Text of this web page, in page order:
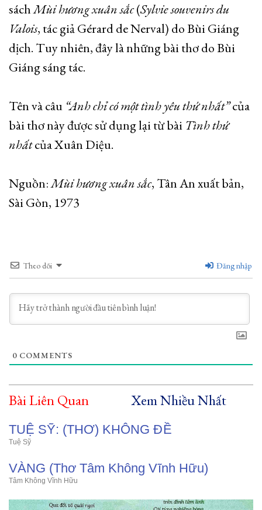
sáchMùi hương xuân sắc(Sylvie souvenirs du
Valois, tác giả Gérard de Nerval) do Bùi Giáng
dịch. Tuy nhiên, đây là những bài thơ do Bùi
Giáng sáng tác.
Tên và câu “Anh chỉ có một tình yêu thứ nhất”của
bài thơ này được sử dụng lại từ bài Tình thứ
nhấtcủa Xuân Diệu.
Nguồn:Mùi hương xuân sắc, Tân An xuất bản,
Sài Gòn, 1973
Theo dõi Đăng nhập
0 COMMENTS
Bài Liên Quan Xem Nhiều Nhất
TUỆ SỸ: (THƠ) KHÔNG ĐỀ
Tuệ Sỹ
VÀNG (Thơ Tâm Không Vĩnh Hữu)
Tâm Không Vĩnh Hữu